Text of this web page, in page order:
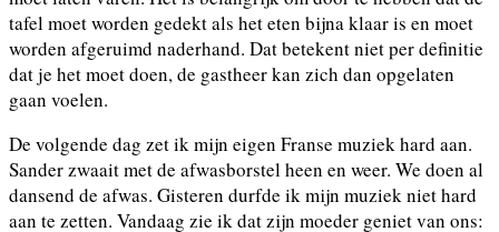
tafel moet worden gedekt als het eten bijna klaar is en moet
worden afgeruimd naderhand. Dat betekent niet per definitie
dat je het moet doen, de gastheer kan zich dan opgelaten
gaan voelen.
De volgende dag zet ik mijn eigen Franse muziek hard aan.
Sander zwaait met de afwasborstel heen en weer. We doen al
dansend de afwas. Gisteren durfde ik mijn muziek niet hard
aan te zetten. Vandaag zie ik dat zijn moeder geniet van ons: